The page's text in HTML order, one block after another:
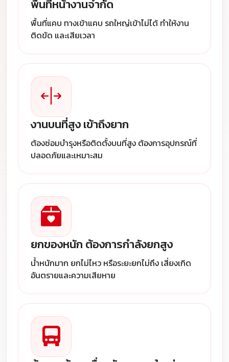
พื้นที่หน้างานจำกัด
พื้นที่แคบ ทางเข้าแคบ รถใหญ่เข้าไม่ได้ ทำให้งาน
ติดขัด และเสียเวลา
งานบนที่สูง เข้าถึงยาก
ต้องซ่อมบำรุงหรือติดตั้งบนที่สูง ต้องการอุปกรณ์ที่
ปลอดภัยและเหมาะสม
ยกของหนัก ต้องการกำลังยกสูง
น้ำหนักมาก ยกไม่ไหว หรือระยะยกไม่ถึง เสี่ยงเกิด
อันตรายและความเสียหาย